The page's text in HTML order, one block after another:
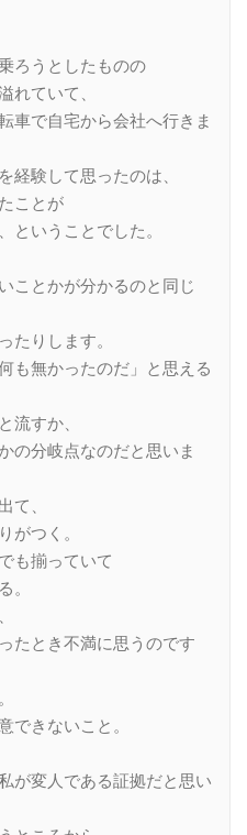
ろうとしたものの
れていて、
車で自宅から会社へ行きま
経験して思ったのは、
ことが
ということでした。
ことかが分かるのと同じ
たりします。
も無かったのだ」と思える
流すか、
の分岐点なのだと思いま
て、
がつく。
も揃っていて
。
たとき不満に思うのです
できないこと。
が変人である証拠だと思い